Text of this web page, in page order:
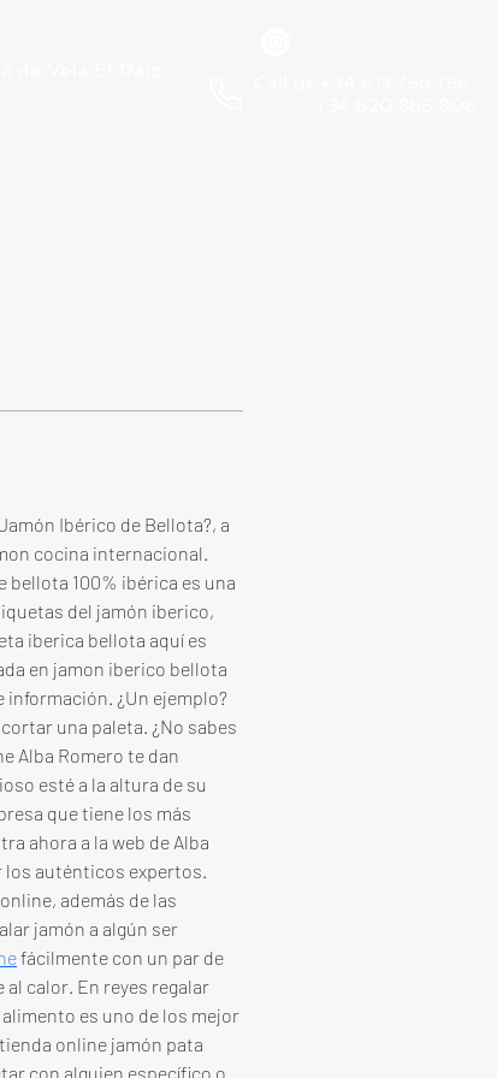
Ibérico de Bellota?, a
cocina internacional.
bellota 100% ibérica es una
del jamón iberico,
iberica bellota aquí es
en jamon iberico bellota
información. ¿Un ejemplo?
una paleta. ¿No sabes
Alba Romero te dan
esté a la altura de su
que tiene los más
ahora a la web de Alba
los auténticos expertos.
además de las
jamón a algún ser
fácilmente con un par de
calor. En reyes regalar
es uno de los mejor
online jamón pata
con alguien específico o